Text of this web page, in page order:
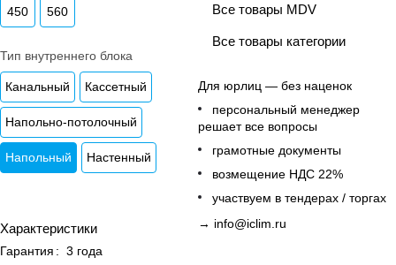
450 560
Тип внутреннего блока
Канальный Кассетный
Напольно-потолочный
Напольный Настенный
Характеристики
Гарантия : 3 года
Все товары MDV
Все товары категории
Для юрлиц — без наценок
персональный менеджер
решает все вопросы
грамотные документы
возмещение НДС 22%
участвуем в тендерах / торгах
→ info@iclim.ru